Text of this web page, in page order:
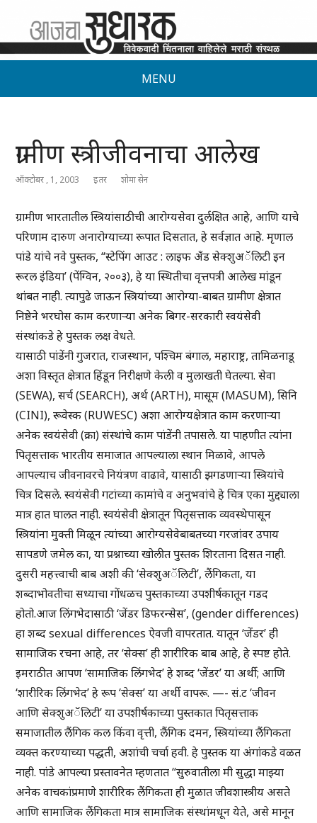
MENU
ग्रामीण स्त्रीजीवनाचा आलेख
ऑक्टोबर , 1, 2003 इतर शोमा सेन
ग्रामीण भारतातील स्त्रियांसाठीची आरोग्यसेवा दुर्लक्षित आहे, आणि याचे
परिणाम दारुण अनारोग्याच्या रूपात दिसतात, हे सर्वज्ञात आहे. मृणाल
पांडे यांचे नवे पुस्तक, “स्टेपिंग आउट : लाइफ अँड सेक्शुअॅलिटी इन
रूरल इंडिया’ (पेंग्विन, २००३), हे या स्थितीचा वृत्तपत्री आलेख मांडून
थांबत नाही. त्यापुढे जाऊन स्त्रियांच्या आरोग्या-बाबत ग्रामीण क्षेत्रात
निष्ठेने भरघोस काम करणाऱ्या अनेक बिगर-सरकारी स्वयंसेवी
संस्थांकडे हे पुस्तक लक्ष वेधते.
यासाठी पांडेंनी गुजरात, राजस्थान, पश्चिम बंगाल, महाराष्ट्र, तामिळनाडू
अशा विस्तृत क्षेत्रात हिंडून निरीक्षणे केली व मुलाखती घेतल्या. सेवा
(SEWA), सर्च (SEARCH), अर्थ (ARTH), मासूम (MASUM), सिनि
(CINI), रूवेस्क (RUWESC) अशा आरोग्यक्षेत्रात काम करणाऱ्या
अनेक स्वयंसेवी (क्रा) संस्थांचे काम पांडेंनी तपासले. या पाहणीत त्यांना
पितृसत्ताक भारतीय समाजात आपल्याला स्थान मिळावे, आपले
आपल्याच जीवनावरचे नियंत्रण वाढावे, यासाठी झगडणाऱ्या स्त्रियांचे
चित्र दिसले. स्वयंसेवी गटांच्या कामांचे व अनुभवांचे हे चित्र एका मुद्द्याला
मात्र हात घालत नाही. स्वयंसेवी क्षेत्रातून पितृसत्ताक व्यवस्थेपासून
स्त्रियांना मुक्ती मिळून त्यांच्या आरोग्यसेवेबाबतच्या गरजांवर उपाय
सापडणे जमेल का, या प्रश्नाच्या खोलीत पुस्तक शिरताना दिसत नाही.
दुसरी महत्त्वाची बाब अशी की ‘सेक्शुअॅलिटी’, लैंगिकता, या
शब्दाभोवतीचा सध्याचा गोंधळच पुस्तकाच्या उपशीर्षकातून गडद
होतो.आज लिंगभेदासाठी ‘जेंडर डिफरन्सेस’, (gender differences)
हा शब्द sexual differences ऐवजी वापरतात. यातून ‘जेंडर’ ही
सामाजिक रचना आहे, तर ‘सेक्स’ ही शारीरिक बाब आहे, हे स्पष्ट होते.
इमराठीत आपण ‘सामाजिक लिंगभेद’ हे शब्द ‘जेंडर’ या अर्थी; आणि
‘शारीरिक लिंगभेद’ हे रूप ‘सेक्स’ या अर्थी वापरू. —- सं.ट ‘जीवन
आणि सेक्शुअॅलिटी’ या उपशीर्षकाच्या पुस्तकात पितृसत्ताक
समाजातील लैंगिक कल किंवा वृत्ती, लैंगिक दमन, स्त्रियांच्या लैंगिकता
व्यक्त करण्याच्या पद्धती, अशांची चर्चा हवी. हे पुस्तक या अंगांकडे वळत
नाही. पांडे आपल्या प्रस्तावनेत म्हणतात “सुरुवातीला मी सुद्धा माझ्या
अनेक वाचकांप्रमाणे शारीरिक लैंगिकता ही मुळात जीवशास्त्रीय असते
आणि सामाजिक लैंगिकता मात्र सामाजिक संस्थांमधून येते, असे मानून